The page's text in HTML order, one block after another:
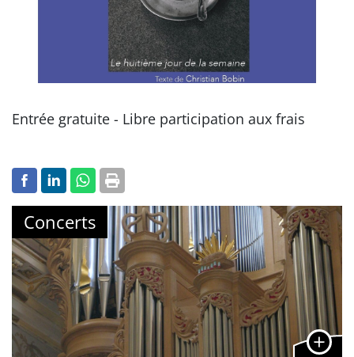
Entrée gratuite - Libre participation aux frais
Concerts